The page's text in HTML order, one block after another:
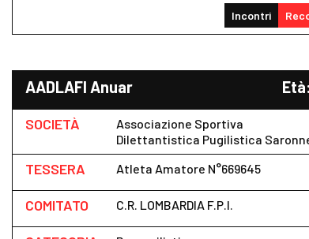
Incontri
AADLAFI Anuar
SOCIETÀ
Associazione Sportiva
Dilettantistica Pugilistica
TESSERA Atleta Amatore N°669645
COMITATO C.R. LOMBARDIA F.P.I.